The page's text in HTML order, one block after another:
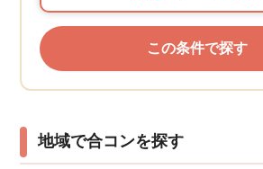
地域で合コンを探す